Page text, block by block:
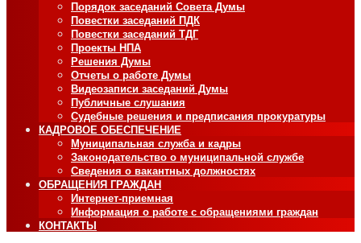
Порядок заседаний Совета Думы
Повестки заседаний ПДК
Повестки заседаний ТДГ
Проекты НПА
Решения Думы
Отчеты о работе Думы
Видеозаписи заседаний Думы
Публичные слушания
Судебные решения и предписания прокуратуры
КАДРОВОЕ ОБЕСПЕЧЕНИЕ
Муниципальная служба и кадры
Законодательство о муниципальной службе
Сведения о вакантных должностях
ОБРАЩЕНИЯ ГРАЖДАН
Интернет-приемная
Информация о работе с обращениями граждан
КОНТАКТЫ